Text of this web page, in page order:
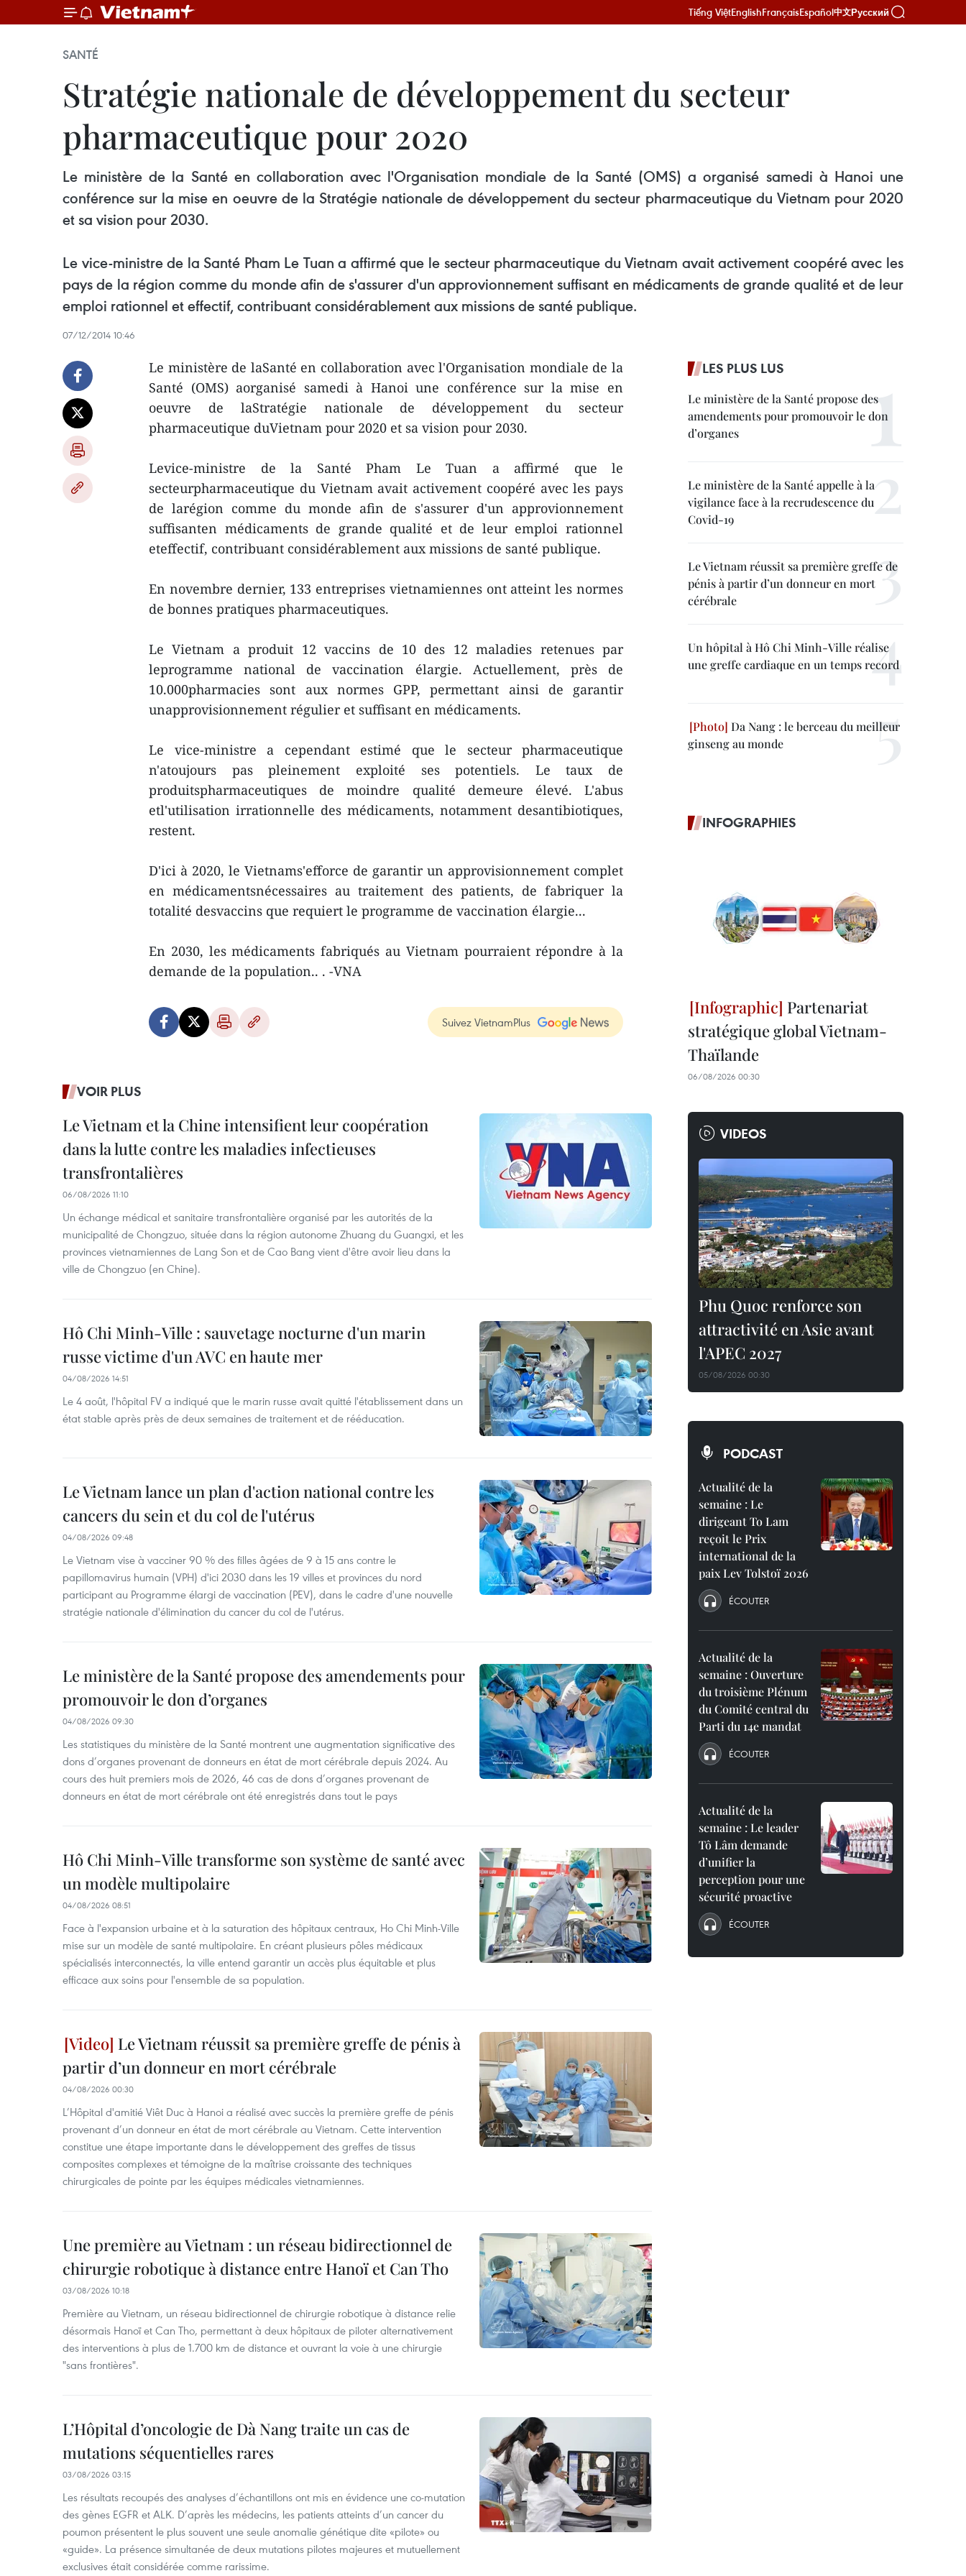
Tiếng ViệtEnglishFrançaisEspañol中文Русский
SANTÉ
Stratégie nationale de développement du secteur
pharmaceutique pour 2020
Le ministère de la Santé en collaboration avec l'Organisation mondiale de la Santé (OMS) a organisé samedi à Hanoi une
conférence sur la mise en oeuvre de la Stratégie nationale de développement du secteur pharmaceutique du Vietnam pour 2020
et sa vision pour 2030.
Le vice-ministre de la Santé Pham Le Tuan a affirmé que le secteur pharmaceutique du Vietnam avait activement coopéré avec les
pays de la région comme du monde afin de s'assurer d'un approvionnement suffisant en médicaments de grande qualité et de leur
emploi rationnel et effectif, contribuant considérablement aux missions de santé publique.
07/12/2014 10:46
Le ministère de laSanté en collaboration avec l'Organisation mondiale de la
Santé (OMS) aorganisé samedi à Hanoi une conférence sur la mise en
oeuvre de laStratégie nationale de développement du secteur
pharmaceutique duVietnam pour 2020 et sa vision pour 2030.
Levice-ministre de la Santé Pham Le Tuan a affirmé que le
secteurpharmaceutique du Vietnam avait activement coopéré avec les pays
de larégion comme du monde afin de s'assurer d'un approvionnement
suffisanten médicaments de grande qualité et de leur emploi rationnel
eteffectif, contribuant considérablement aux missions de santé publique.
En novembre dernier, 133 entreprises vietnamiennes ont atteint les normes
de bonnes pratiques pharmaceutiques.
Le Vietnam a produit 12 vaccins de 10 des 12 maladies retenues par
leprogramme national de vaccination élargie. Actuellement, près de
10.000pharmacies sont aux normes GPP, permettant ainsi de garantir
unapprovisionnement régulier et suffisant en médicaments.
Le vice-ministre a cependant estimé que le secteur pharmaceutique
n'atoujours pas pleinement exploité ses potentiels. Le taux de
produitspharmaceutiques de moindre qualité demeure élevé. L'abus
etl'utilisation irrationnelle des médicaments, notamment desantibiotiques,
restent.
D'ici à 2020, le Vietnams'efforce de garantir un approvisionnement complet
en médicamentsnécessaires au traitement des patients, de fabriquer la
totalité desvaccins que requiert le programme de vaccination élargie...
En 2030, les médicaments fabriqués au Vietnam pourraient répondre à la
demande de la population.. . -VNA
Suivez VietnamPlus
VOIR PLUS
Le Vietnam et la Chine intensifient leur coopération
dans la lutte contre les maladies infectieuses
transfrontalières
06/08/2026 11:10
Un échange médical et sanitaire transfrontalière organisé par les autorités de la
municipalité de Chongzuo, située dans la région autonome Zhuang du Guangxi, et les
provinces vietnamiennes de Lang Son et de Cao Bang vient d'être avoir lieu dans la
ville de Chongzuo (en Chine).
Hô Chi Minh-Ville : sauvetage nocturne d'un marin
russe victime d'un AVC en haute mer
04/08/2026 14:51
Le 4 août, l'hôpital FV a indiqué que le marin russe avait quitté l'établissement dans un
état stable après près de deux semaines de traitement et de rééducation.
Le Vietnam lance un plan d'action national contre les
cancers du sein et du col de l'utérus
04/08/2026 09:48
Le Vietnam vise à vacciner 90 % des filles âgées de 9 à 15 ans contre le
papillomavirus humain (VPH) d'ici 2030 dans les 19 villes et provinces du nord
participant au Programme élargi de vaccination (PEV), dans le cadre d'une nouvelle
stratégie nationale d'élimination du cancer du col de l'utérus.
Le ministère de la Santé propose des amendements pour
promouvoir le don d’organes
04/08/2026 09:30
Les statistiques du ministère de la Santé montrent une augmentation significative des
dons d’organes provenant de donneurs en état de mort cérébrale depuis 2024. Au
cours des huit premiers mois de 2026, 46 cas de dons d’organes provenant de
donneurs en état de mort cérébrale ont été enregistrés dans tout le pays
Hô Chi Minh-Ville transforme son système de santé avec
un modèle multipolaire
04/08/2026 08:51
Face à l'expansion urbaine et à la saturation des hôpitaux centraux, Ho Chi Minh-Ville
mise sur un modèle de santé multipolaire. En créant plusieurs pôles médicaux
spécialisés interconnectés, la ville entend garantir un accès plus équitable et plus
efficace aux soins pour l'ensemble de sa population.
Le Vietnam réussit sa première greffe de pénis à
partir d’un donneur en mort cérébrale
04/08/2026 00:30
L’Hôpital d'amitié Viêt Duc à Hanoi a réalisé avec succès la première greffe de pénis
provenant d’un donneur en état de mort cérébrale au Vietnam. Cette intervention
constitue une étape importante dans le développement des greffes de tissus
composites complexes et témoigne de la maîtrise croissante des techniques
chirurgicales de pointe par les équipes médicales vietnamiennes.
Une première au Vietnam : un réseau bidirectionnel de
chirurgie robotique à distance entre Hanoï et Can Tho
03/08/2026 10:18
Première au Vietnam, un réseau bidirectionnel de chirurgie robotique à distance relie
désormais Hanoï et Can Tho, permettant à deux hôpitaux de piloter alternativement
des interventions à plus de 1.700 km de distance et ouvrant la voie à une chirurgie
"sans frontières".
L’Hôpital d’oncologie de Dà Nang traite un cas de
mutations séquentielles rares
03/08/2026 03:15
Les résultats recoupés des analyses d’échantillons ont mis en évidence une co-mutation
des gènes EGFR et ALK. D’après les médecins, les patients atteints d’un cancer du
poumon présentent le plus souvent une seule anomalie génétique dite «pilote» ou
«guide». La présence simultanée de deux mutations pilotes majeures et mutuellement
exclusives était considérée comme rarissime.
LES PLUS LUS
Le ministère de la Santé propose des
amendements pour promouvoir le don
d’organes
Le ministère de la Santé appelle à la
vigilance face à la recrudescence du
Covid-19
Le Vietnam réussit sa première greffe de
pénis à partir d’un donneur en mort
cérébrale
Un hôpital à Hô Chi Minh-Ville réalise
une greffe cardiaque en un temps record
Da Nang : le berceau du meilleur
ginseng au monde
INFOGRAPHIES
Partenariat
stratégique global Vietnam-
Thaïlande
06/08/2026 00:30
VIDEOS
Phu Quoc renforce son
attractivité en Asie avant
l'APEC 2027
05/08/2026 00:30
PODCAST
Actualité de la
semaine : Le
dirigeant To Lam
reçoit le Prix
international de la
paix Lev Tolstoï 2026
ÉCOUTER
Actualité de la
semaine : Ouverture
du troisième Plénum
du Comité central du
Parti du 14e mandat
ÉCOUTER
Actualité de la
semaine : Le leader
Tô Lâm demande
d’unifier la
perception pour une
sécurité proactive
ÉCOUTER